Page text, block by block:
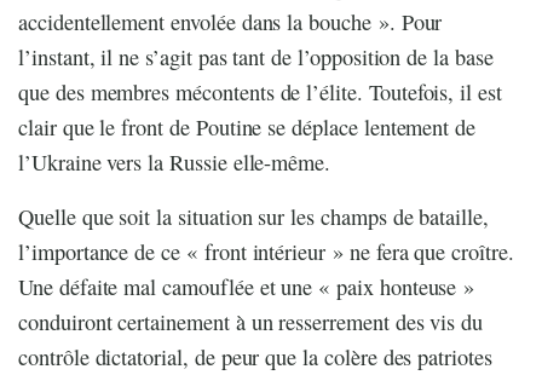
accidentellement envolée dans la bouche ». Pour
l’instant, il ne s’agit pas tant de l’opposition de la base
que des membres mécontents de l’élite. Toutefois, il est
clair que le front de Poutine se déplace lentement de
l’Ukraine vers la Russie elle-même.
Quelle que soit la situation sur les champs de bataille,
l’importance de ce « front intérieur » ne fera que croître.
Une défaite mal camouflée et une « paix honteuse »
conduiront certainement à un resserrement des vis du
contrôle dictatorial, de peur que la colère des patriotes